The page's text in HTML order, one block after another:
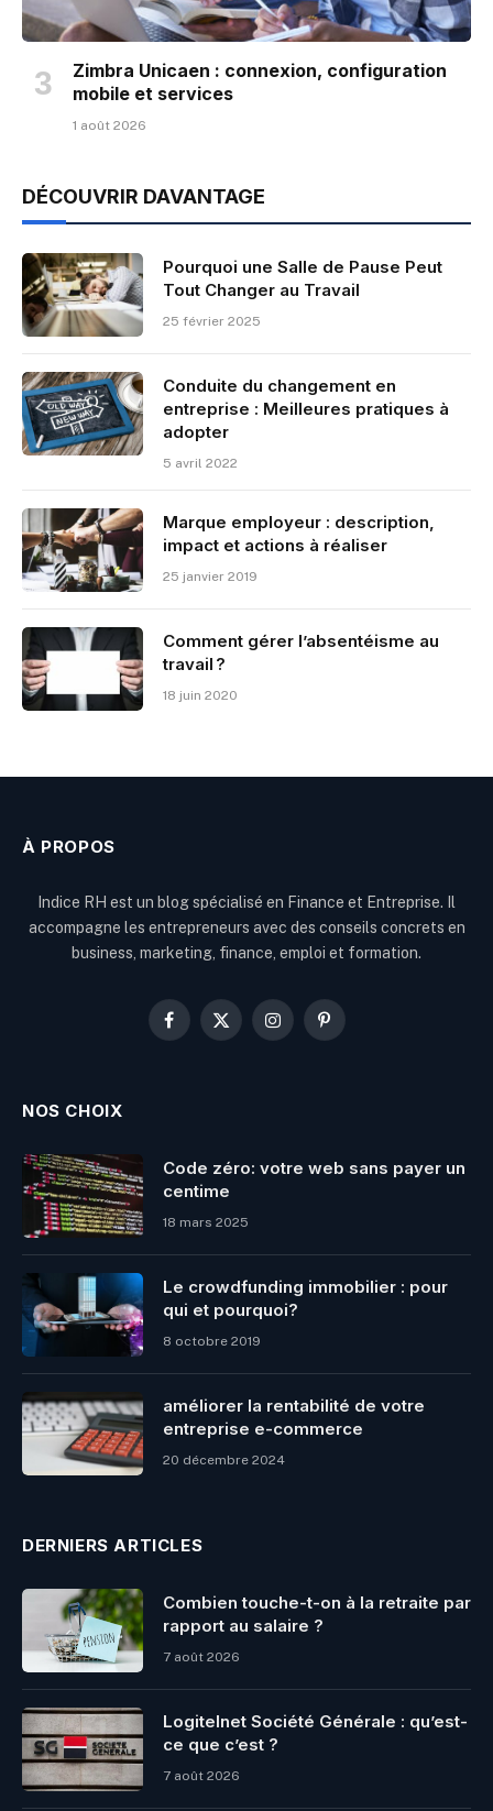
Zimbra Unicaen : connexion, configuration
mobile et services
1 août 2026
DÉCOUVRIR DAVANTAGE
Pourquoi une Salle de Pause Peut
Tout Changer au Travail
25 février 2025
Conduite du changement en
entreprise : Meilleures pratiques à
adopter
5 avril 2022
Marque employeur : description,
impact et actions à réaliser
25 janvier 2019
Comment gérer l’absentéisme au
travail ?
18 juin 2020
À PROPOS
Indice RH est un blog spécialisé en Finance et Entreprise. Il
accompagne les entrepreneurs avec des conseils concrets en
business, marketing, finance, emploi et formation.
Facebook
X
InstagramPinterest
NOS CHOIX
Code zéro: votre web sans payer un
centime
18 mars 2025
Le crowdfunding immobilier : pour
qui et pourquoi?
8 octobre 2019
améliorer la rentabilité de votre
entreprise e-commerce
20 décembre 2024
DERNIERS ARTICLES
Combien touche-t-on à la retraite par
rapport au salaire ?
7 août 2026
Logitelnet Société Générale : qu’est-
ce que c’est ?
7 août 2026